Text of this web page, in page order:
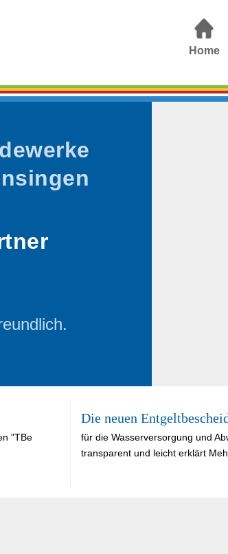
Home
"TBe
Die neuen
für die Wasserversorgung und
transparent und leicht erklärt